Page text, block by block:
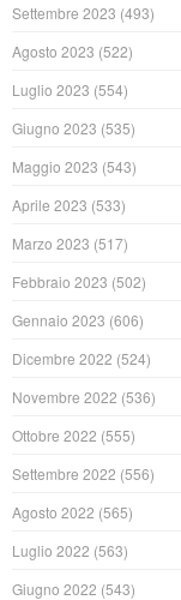
Settembre 2023 (493)
Agosto 2023 (522)
Luglio 2023 (554)
Giugno 2023 (535)
Maggio 2023 (543)
Aprile 2023 (533)
Marzo 2023 (517)
Febbraio 2023 (502)
Gennaio 2023 (606)
Dicembre 2022 (524)
Novembre 2022 (536)
Ottobre 2022 (555)
Settembre 2022 (556)
Agosto 2022 (565)
Luglio 2022 (563)
Giugno 2022 (543)